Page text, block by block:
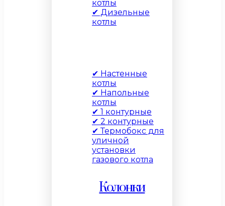
котлы
✔ Дизельные
котлы
✔ Настенные
котлы
✔ Напольные
котлы
✔ 1 контурные
✔ 2 контурные
✔ Термобокс для
уличной
установки
газового котла
Колонки